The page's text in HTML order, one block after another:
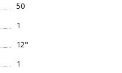
50
1
12"
1